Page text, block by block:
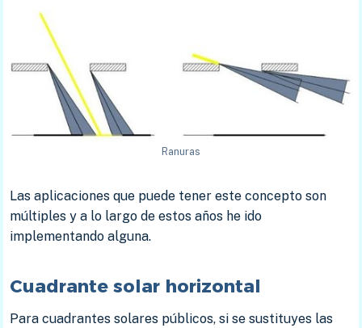
Ranuras
Las aplicaciones que puede tener este concepto son
múltiples y a lo largo de estos años he ido
implementando alguna.
Cuadrante solar horizontal
Para cuadrantes solares públicos, si se sustituyes las